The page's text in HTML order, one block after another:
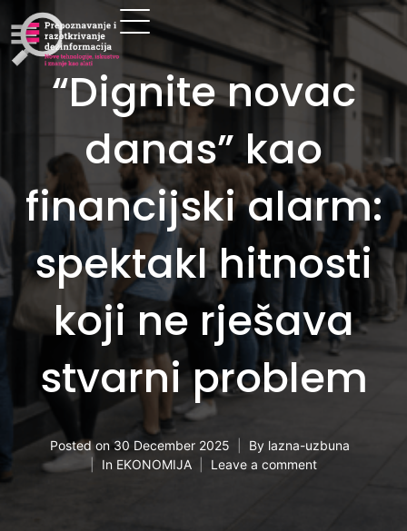
“Dignite novac
danas” kao
financijski alarm:
spektakl hitnosti
koji ne rješava
stvarni problem
Posted on30 December 2025 By lazna-uzbuna
In EKONOMIJA Leave a comment